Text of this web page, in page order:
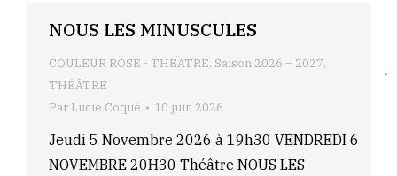
NOUS LES MINUSCULES
COULEUR ROSE - THEATRE, Saison 2026 – 2027,
THÉÂTRE
Par Lucie Coqué 10 juin 2026
Jeudi 5 Novembre 2026 à 19h30 VENDREDI 6
NOVEMBRE 20H30 Théâtre NOUS LES